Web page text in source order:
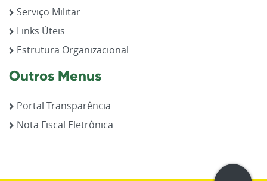
Serviço Militar
Links Úteis
Estrutura Organizacional
Outros Menus
Portal Transparência
Nota Fiscal Eletrônica